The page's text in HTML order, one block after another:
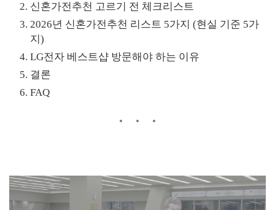
신혼가전추천 고르기 전 체크리스트
2026년 신혼가전추천 리스트 5가지 (현실 기준 5가
지)
LG전자 베스트샵 방문해야 하는 이유
결론
FAQ